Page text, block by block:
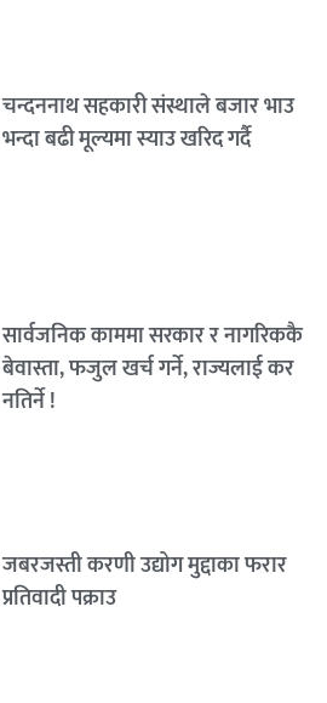
चन्दननाथ सहकारी संस्थाले बजार भाउ
भन्दा बढी मूल्यमा स्याउ खरिद गर्दै
सार्वजनिक काममा सरकार र नागरिककै
बेवास्ता, फजुल खर्च गर्ने, राज्यलाई कर
नतिर्ने !
जबरजस्ती करणी उद्योग मुद्दाका फरार
प्रतिवादी पक्राउ